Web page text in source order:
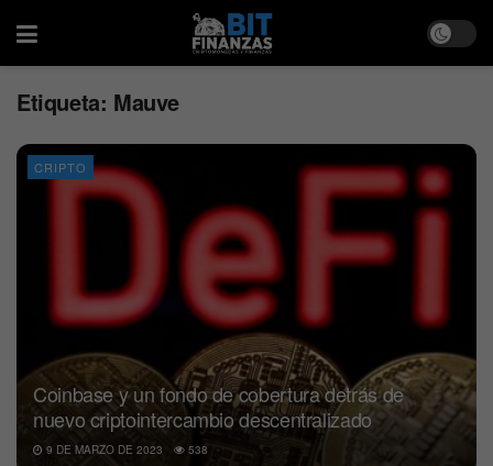
Etiqueta: Mauve
CRIPTO
Coinbase y un fondo de cobertura detrás de
nuevo criptointercambio descentralizado
9 DE MARZO DE 2023 538